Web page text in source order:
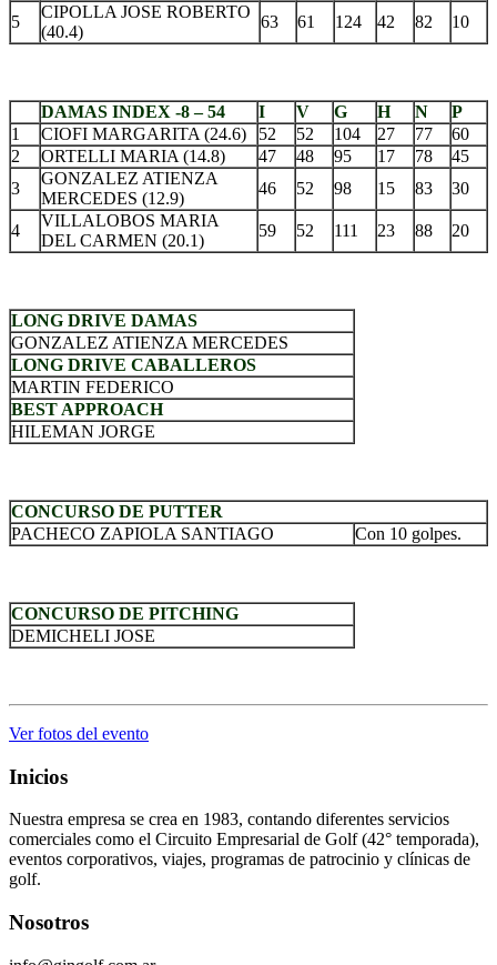
5
CIPOLLA JOSE ROBERTO
(40.4)
63 61 124 42 82 10
DAMAS INDEX -8 – 54 I V G H N
P
1
CIOFI MARGARITA (24.6) 52 52 104 27 77
60
2
ORTELLI MARIA (14.8) 47 48 95 17 78
45
3
GONZALEZ ATIENZA
MERCEDES (12.9)
46 52 98 15 83 30
4
VILLALOBOS MARIA
DEL CARMEN (20.1)
59 52 111 23 88 20
LONG DRIVE DAMAS
GONZALEZ ATIENZA MERCEDES
LONG DRIVE CABALLEROS
MARTIN FEDERICO
BEST APPROACH
HILEMAN JORGE
CONCURSO DE PUTTER
PACHECO ZAPIOLA SANTIAGO
Con 10 golpes.
CONCURSO DE PITCHING
DEMICHELI JOSE
Ver fotos del evento
Inicios
Nuestra empresa se crea en 1983, contando diferentes servicios
comerciales como el Circuito Empresarial de Golf (42° temporada),
eventos corporativos, viajes, programas de patrocinio y clínicas de
golf.
Nosotros